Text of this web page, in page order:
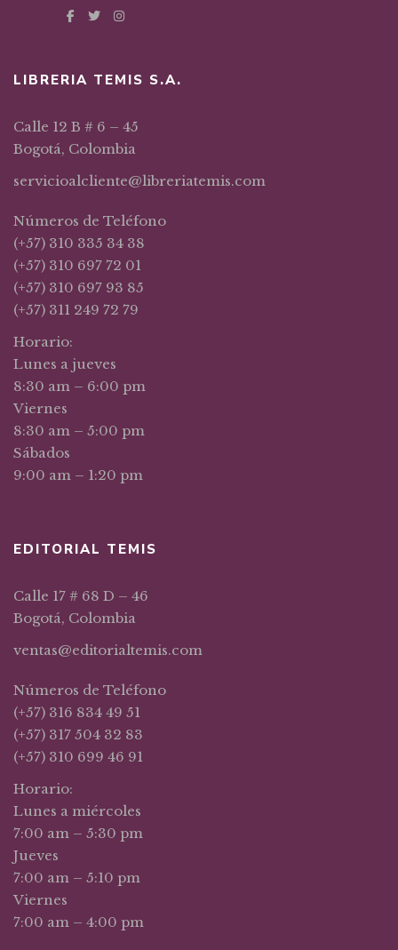
LIBRERIA TEMIS S.A.
Calle 12 B # 6 – 45
Bogotá, Colombia
servicioalcliente@libreriatemis.com
Números de Teléfono
(+57) 310 335 34 38
(+57) 310 697 72 01
(+57) 310 697 93 85
(+57) 311 249 72 79
Horario:
Lunes a jueves
8:30 am – 6:00 pm
Viernes
8:30 am – 5:00 pm
Sábados
9:00 am – 1:20 pm
EDITORIAL TEMIS
Calle 17 # 68 D – 46
Bogotá, Colombia
ventas@editorialtemis.com
Números de Teléfono
(+57) 316 834 49 51
(+57) 317 504 32 83
(+57) 310 699 46 91
Horario:
Lunes a miércoles
7:00 am – 5:30 pm
Jueves
7:00 am – 5:10 pm
Viernes
7:00 am – 4:00 pm